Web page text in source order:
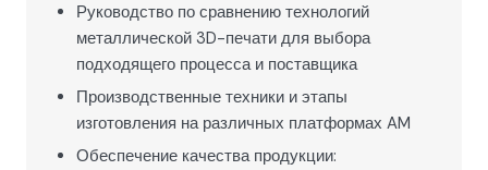
Руководство по сравнению технологий
металлической 3D-печати для выбора
подходящего процесса и поставщика
Производственные техники и этапы
изготовления на различных платформах AM
Обеспечение качества продукции: